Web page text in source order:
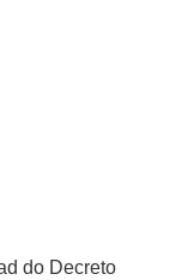
do Decreto